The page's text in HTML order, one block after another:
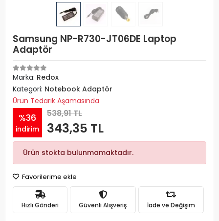
Samsung NP-R730-JT06DE Laptop
Adaptör
Marka: Redox
Kategori: Notebook Adaptör
Ürün Tedarik Aşamasında
%36
indirim
538,91 TL
343,35 TL
Ürün stokta bulunmamaktadır.
Favorilerime ekle
Hızlı Gönderi Güvenli Alışveriş İade ve Değişim